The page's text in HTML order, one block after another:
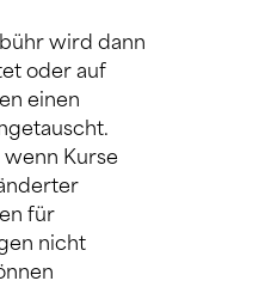
wird dann
oder auf
einen
Kurse
für
nicht